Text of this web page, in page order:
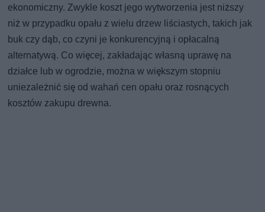
ekonomiczny. Zwykle koszt jego wytworzenia jest niższy
niż w przypadku opału z wielu drzew liściastych, takich jak
buk czy dąb, co czyni je konkurencyjną i opłacalną
alternatywą. Co więcej, zakładając własną uprawę na
działce lub w ogrodzie, można w większym stopniu
uniezależnić się od wahań cen opału oraz rosnących
kosztów zakupu drewna.